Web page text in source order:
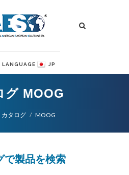
LANGUAGE JP
グ MOOG
カタログ MOOG
で製品を検索